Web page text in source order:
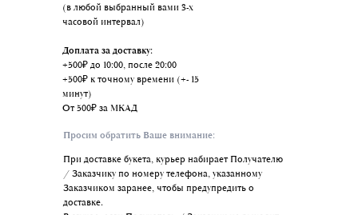
Просим обратить Ваше внимание:
При доставке букета, курьер набирает Получателю
/ Заказчику по номеру телефона, указанному
Заказчиком заранее, чтобы предупредить о
доставке.
(в любой выбранный вами 3-х
часовой интервал)
Доплата за доставку:
+500₽ до 10:00, после 20:00
+500₽ к точному времени (+- 15
минут)
От 500₽ за МКАД